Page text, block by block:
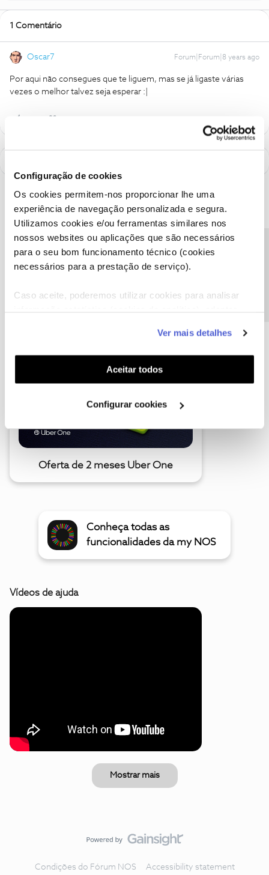
Configuração de cookies
Os cookies permitem-nos proporcionar lhe uma
experiência de navegação personalizada e segura.
Utilizamos cookies e/ou ferramentas similares nos
nossos websites ou aplicações que são necessários
para o seu bom funcionamento técnico (cookies
necessários para a prestação de serviço).
Caso aceite, poderemos utilizar cookies para analisar
funcionalidades (cookies de personalização e
funcionalidade) e adaptar anúncios aos seus interesses
(cookies de publicidade personalizada). Pode gerir a
utilização dos cookies clicando em "Configurar
Ver mais detalhes
Aceitar todos
Configurar cookies
1 Comentário
Oscar7 Forum|Forum|8 years ago
Por aqui não consegues que te liguem, mas se já ligaste várias
vezes o melhor talvez seja esperar :|
Oferta de 2 meses Uber One
Conheça todas as
funcionalidades da my NOS
Vídeos de ajuda
Mostrar mais
Condições do Fórum NOS Accessibility statement